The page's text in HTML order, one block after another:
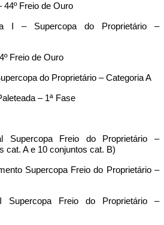
44º Freio de Ouro
I – Supercopa do Proprietário –
Freio de Ouro
do Proprietário – Categoria A
– 1ª Fase
Supercopa Freio do Proprietário –
cat. A e 10 conjuntos cat. B)
Supercopa Freio do Proprietário –
Supercopa Freio do Proprietário –